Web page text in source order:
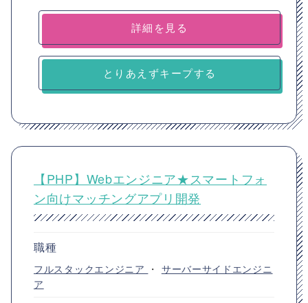
詳細を見る
とりあえずキープする
【PHP】Webエンジニア★スマートフォ
ン向けマッチングアプリ開発
職種
フルスタックエンジニア ・ サーバーサイドエンジニ
ア